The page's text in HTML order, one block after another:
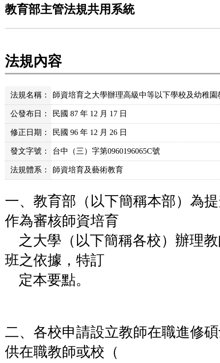
教育部主管法規共用系統
法規內容
法規名稱： 師資培育之大學辦理高級中等以下學校及幼稚
公發布日： 民國 87 年 12 月 17 日
修正日期： 民國 96 年 12 月 26 日
發文字號： 台中（三）字第0960196065C號
法規體系： 師資培育及藝術教育
一、教育部（以下簡稱本部）為
作為審核師資培育
之大學（以下簡稱各校）辦理
班之依據，特訂
定本要點。
二、各校申請設立教師在職進修
供在職教師或校（